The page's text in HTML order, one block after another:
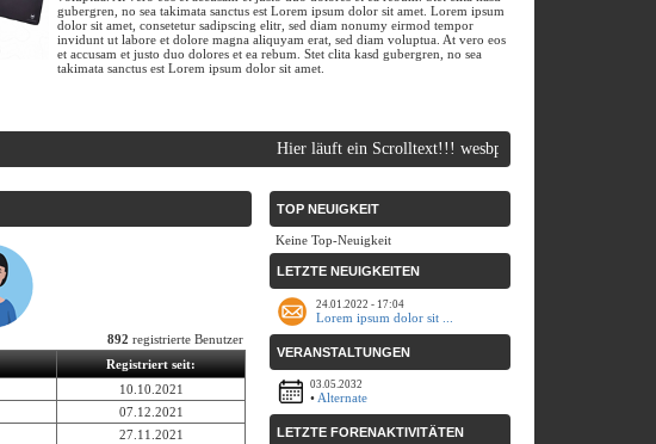
gubergren, no sea takimata sanctus est Lorem ipsum dolor sit amet. Lorem ipsum
dolor sit amet, consetetur sadipscing elitr, sed diam nonumy eirmod tempor
invidunt ut labore et dolore magna aliquyam erat, sed diam voluptua. At vero eos
et accusam et justo duo dolores et ea rebum. Stet clita kasd gubergren, no sea
takimata sanctus est Lorem ipsum dolor sit amet.
Hier läuft ein Scrolltext!!! wesbpell-orange.de | Free CMS
892 registrierte Benutzer
Registriert seit:
10.10.2021
07.12.2021
27.11.2021
TOP NEUIGKEIT
Keine Top-Neuigkeit
LETZTE NEUIGKEITEN
24.01.2022 - 17:04
Lorem ipsum dolor sit ...
VERANSTALTUNGEN
03.05.2032
• Alternate
LETZTE FORENAKTIVITÄTEN